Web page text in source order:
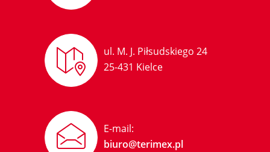
ul. M. J. Piłsudskiego 24
25-431 Kielce
E-mail:
biuro@terimex.pl